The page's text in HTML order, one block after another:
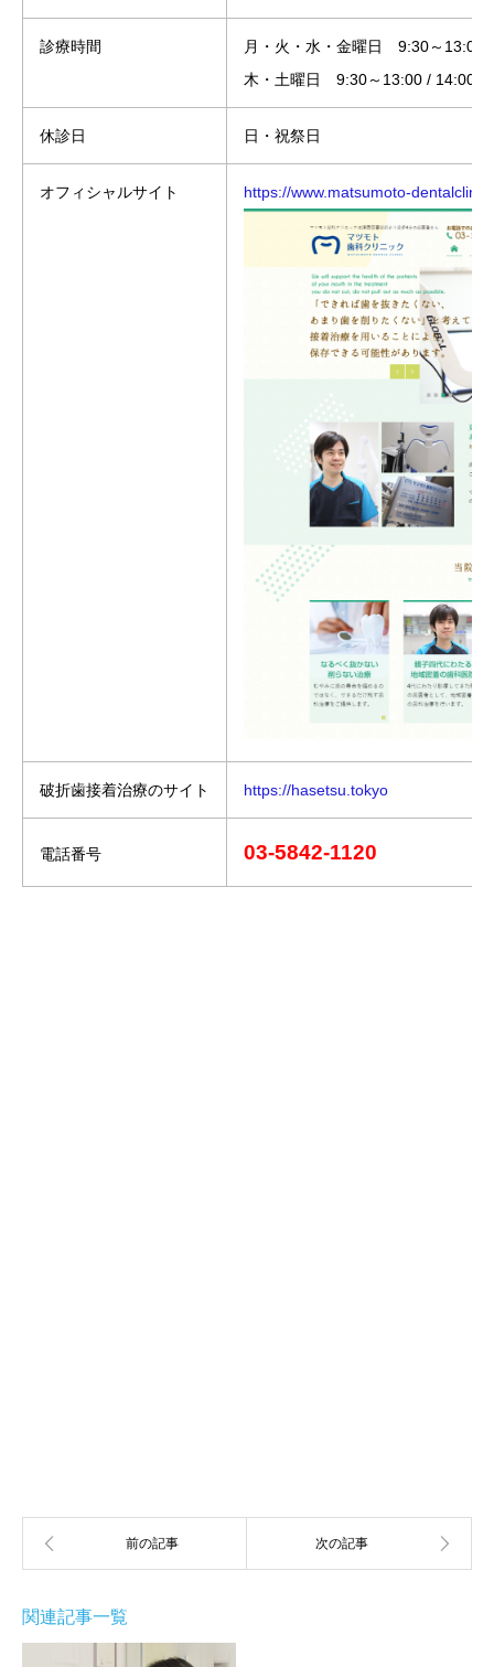
診療時間
月・火・水・金曜日 9:30～13:00
木・土曜日 9:30～13:00 / 14:00～
休診日 日・祝祭日
オフィシャルサイト https://www.matsumoto-
破折歯接着治療のサイト https://hasetsu.tokyo
電話番号 03-5842-1120
関連記事一覧